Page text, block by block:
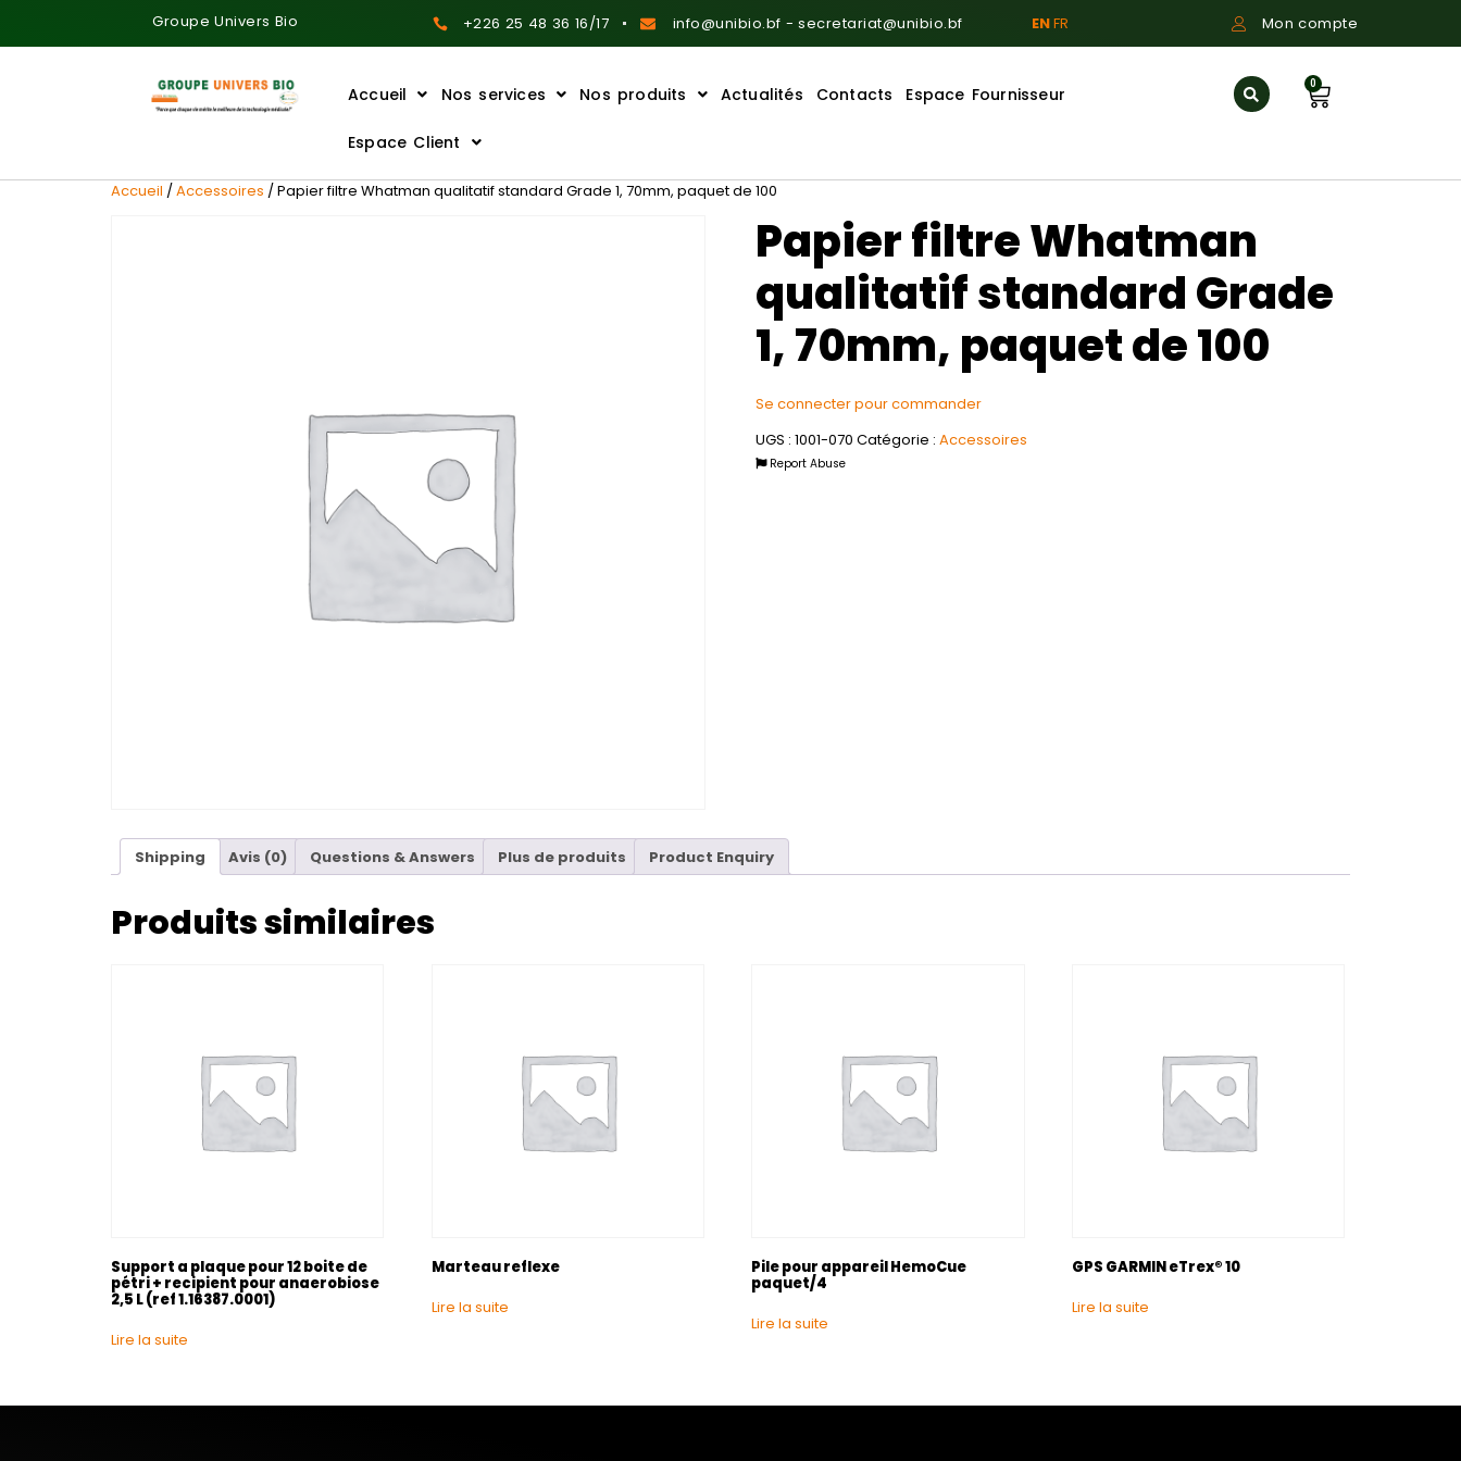
Groupe Univers Bio +226 25 48 36 16/17 info@unibio.bf - secretariat@unibio.bf ENFR Mon compte
Accueil Nos services Nos produits Actualités Contacts Espace Fournisseur
Espace Client
0
Accueil /Accessoires / Papier filtre Whatman qualitatif standard Grade 1, 70mm, paquet de 100
Papier filtre Whatman
qualitatif standard Grade
1, 70mm, paquet de 100
Se connecter pour commander
UGS : 1001-070 Catégorie : Accessoires
Report Abuse
Shipping Avis (0) Questions & Answers Plus de produits Product Enquiry
Produits similaires
Support a plaque pour 12 boite de
pétri + recipient pour anaerobiose
2,5 L (ref 1.16387.0001)
Lire la suite
Marteau reflexe
Lire la suite
Pile pour appareil HemoCue
paquet/4
Lire la suite
GPS GARMIN eTrex® 10
Lire la suite